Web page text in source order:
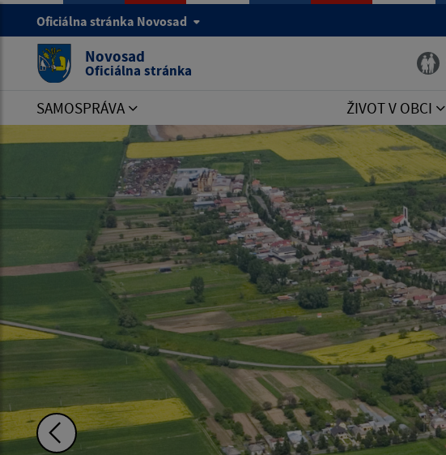
Oficiálna stránka Novosad
Novosad
Oficiálna stránka
SAMOSPRÁVA ŽIVOT V OBCI